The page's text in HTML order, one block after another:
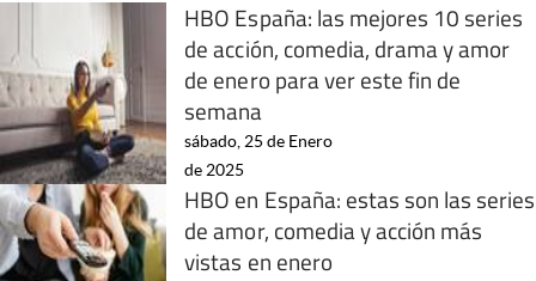
HBO España: las mejores 10 series
de acción, comedia, drama y amor
de enero para ver este fin de
semana
sábado, 25 de Enero
de 2025
HBO en España: estas son las series
de amor, comedia y acción más
vistas en enero